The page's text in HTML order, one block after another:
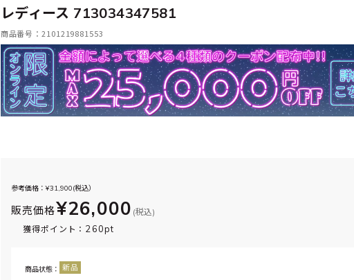
レディース 713034347581
商品番号：2101219881553
参考価格：¥31,900(税込）
販売価格¥26,000 (税込)
獲得ポイント： 260pt
商品状態：